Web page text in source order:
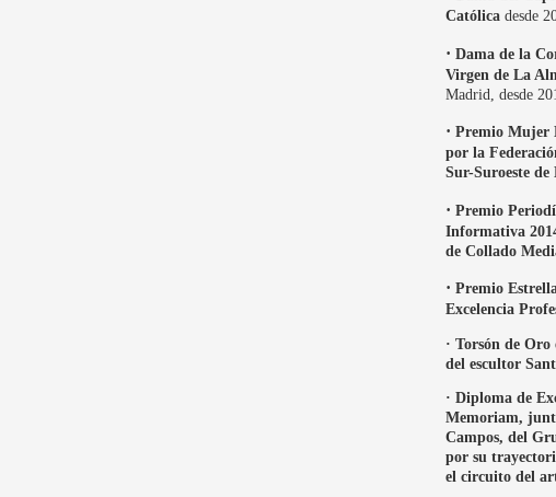
Católica desde
· Dama de la
Virgen de La
Madrid, desde
· Premio Mujer
por la
Sur-Suroeste de
· Premio
Informativa
de Collado
· Premio
Excelencia
· Torsón de
del escultor
· Diploma de
Memoriam,
Campos, del
por su
el circuito del